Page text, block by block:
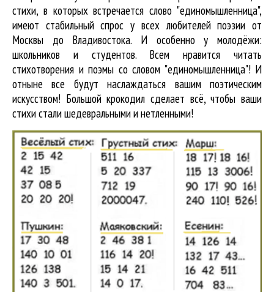
стихи, в которых встречаетсяслово "единомышленница",
имеют стабильный спрос у всех любителей поэзии от
Москвы до Владивостока. И особенно у молодёжи:
школьников и студентов. Всем нравится читать
стихотворения и поэмы со словом "единомышленница"! И
отныне все будут наслаждаться вашим поэтическим
искусством! Большой крокодил cделает всё, чтобы ваши
стихи стали шедевральными и нетленными!